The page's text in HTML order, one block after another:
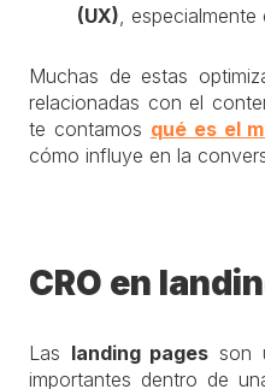
(UX), especialmente
Muchas de estas
relacionadas con el
te contamos qué es el
cómo influye en la
CRO en
Las landing pages son
importantes dentro de